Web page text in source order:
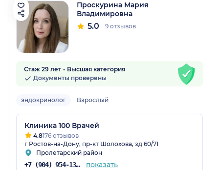
Проскурина Мария
Владимировна
5.0 9 отзывов
Стаж 29 лет
Высшая категория
Документы проверены
эндокринолог Взрослый
Клиника 100 Врачей
4.8176 отзывов
г Ростов-на-Дону, пр-кт Шолохова, зд 60/71
Пролетарский район
+7 (904) 954-13-96 показать